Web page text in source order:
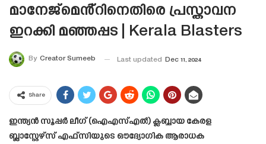
മാനേജ്മെൻ്റിനെതിരെ പ്രസ്താവന
ഇറക്കി മഞ്ഞപ്പട | Kerala Blasters
By Creator Sumeeb Last updated Dec 11, 2024
Share
ഇന്ത്യൻ സൂപ്പർ ലീഗ് (ഐഎസ്എൽ) ക്ലബ്ബായ കേരള
ബ്ലാസ്റ്റേഴ്‌സ് എഫ്‌സിയുടെ ഔദ്യോഗിക ആരാധക